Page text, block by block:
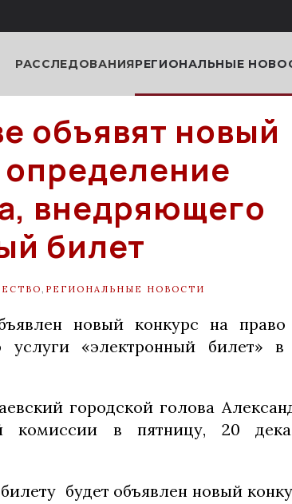
РАССЛЕДОВАНИЯРЕГИОНАЛЬНЫЕ
объявят новый
определение
внедряющего
билет
РЕГИОНАЛЬНЫЕ НОВОСТИ
новый конкурс на право
«электронный билет» в
городской голова
комиссии в пятницу, 20
будет объявлен новый